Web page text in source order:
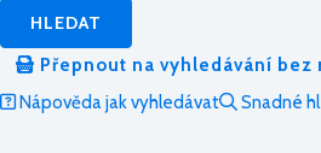
HLEDAT
Přepnout na vyhledávání bez
Nápověda jak vyhledávat
Snadné